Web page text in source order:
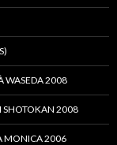
WASEDA 2008
SHOTOKAN 2008
MONICA 2006